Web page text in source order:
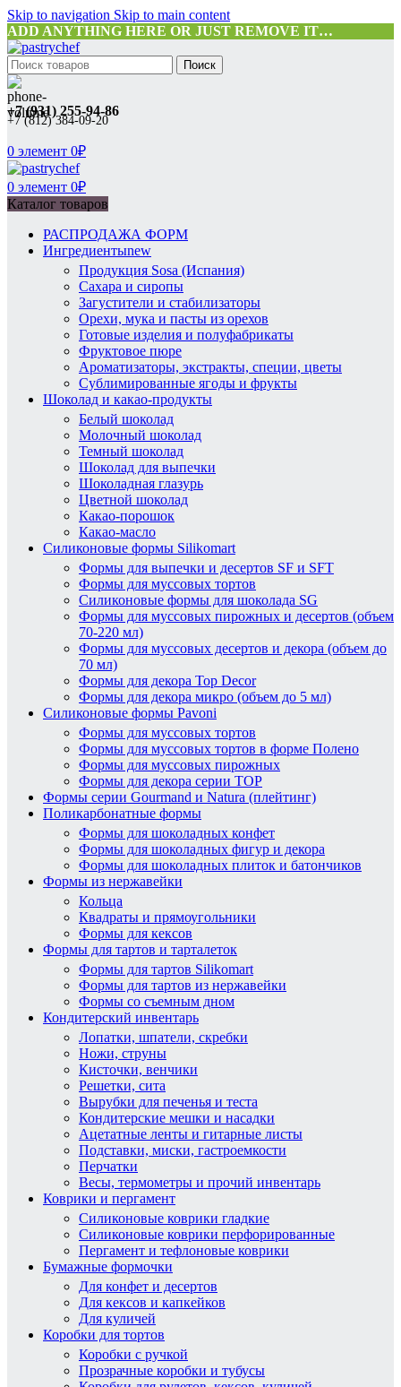
Skip to navigation Skip to main content
ADD ANYTHING HERE OR JUST REMOVE IT…
Поиск
+7 (931) 255-94-86
+7 (812) 384-09-20
0 элемент 0₽
0 элемент 0₽
Каталог товаров
РАСПРОДАЖА ФОРМ
Ингредиентыnew
Продукция Sosa (Испания)
Сахара и сиропы
Загустители и стабилизаторы
Орехи, мука и пасты из орехов
Готовые изделия и полуфабрикаты
Фруктовое пюре
Ароматизаторы, экстракты, специи, цветы
Сублимированные ягоды и фрукты
Шоколад и какао-продукты
Белый шоколад
Молочный шоколад
Темный шоколад
Шоколад для выпечки
Шоколадная глазурь
Цветной шоколад
Какао-порошок
Какао-масло
Силиконовые формы Silikomart
Формы для выпечки и десертов SF и SFT
Формы для муссовых тортов
Силиконовые формы для шоколада SG
Формы для муссовых пирожных и десертов (объем
70-220 мл)
Формы для муссовых десертов и декора (объем до
70 мл)
Формы для декора Top Decor
Формы для декора микро (объем до 5 мл)
Силиконовые формы Pavoni
Формы для муссовых тортов
Формы для муссовых тортов в форме Полено
Формы для муссовых пирожных
Формы для декора серии TOP
Формы серии Gourmand и Natura (плейтинг)
Поликарбонатные формы
Формы для шоколадных конфет
Формы для шоколадных фигур и декора
Формы для шоколадных плиток и батончиков
Формы из нержавейки
Кольца
Квадраты и прямоугольники
Формы для кексов
Формы для тартов и тарталеток
Формы для тартов Silikomart
Формы для тартов из нержавейки
Формы со съемным дном
Кондитерский инвентарь
Лопатки, шпатели, скребки
Ножи, струны
Кисточки, венчики
Решетки, сита
Вырубки для печенья и теста
Кондитерские мешки и насадки
Ацетатные ленты и гитарные листы
Подставки, миски, гастроемкости
Перчатки
Весы, термометры и прочий инвентарь
Коврики и пергамент
Силиконовые коврики гладкие
Силиконовые коврики перфорированные
Пергамент и тефлоновые коврики
Бумажные формочки
Для конфет и десертов
Для кексов и капкейков
Для куличей
Коробки для тортов
Коробки с ручкой
Прозрачные коробки и тубусы